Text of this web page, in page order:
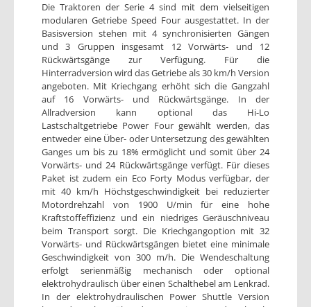
Die Traktoren der Serie 4 sind mit dem vielseitigen
modularen Getriebe Speed Four ausgestattet. In der
Basisversion stehen mit 4 synchronisierten Gängen
und 3 Gruppen insgesamt 12 Vorwärts- und 12
Rückwärtsgänge zur Verfügung. Für die
Hinterradversion wird das Getriebe als 30 km/h Version
angeboten. Mit Kriechgang erhöht sich die Gangzahl
auf 16 Vorwärts- und Rückwärtsgänge. In der
Allradversion kann optional das Hi-Lo
Lastschaltgetriebe Power Four gewählt werden, das
entweder eine Über- oder Untersetzung des gewählten
Ganges um bis zu 18% ermöglicht und somit über 24
Vorwärts- und 24 Rückwärtsgänge verfügt. Für dieses
Paket ist zudem ein Eco Forty Modus verfügbar, der
mit 40 km/h Höchstgeschwindigkeit bei reduzierter
Motordrehzahl von 1900 U/min für eine hohe
Kraftstoffeffizienz und ein niedriges Geräuschniveau
beim Transport sorgt. Die Kriechgangoption mit 32
Vorwärts- und Rückwärtsgängen bietet eine minimale
Geschwindigkeit von 300 m/h. Die Wendeschaltung
erfolgt serienmäßig mechanisch oder optional
elektrohydraulisch über einen Schalthebel am Lenkrad.
In der elektrohydraulischen Power Shuttle Version